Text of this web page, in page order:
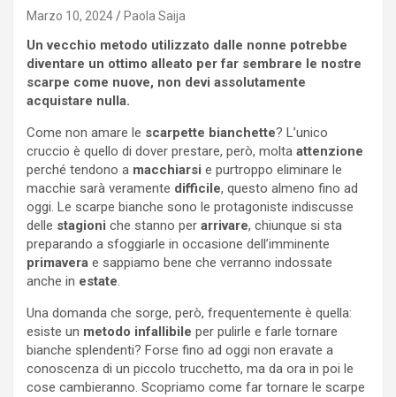
Marzo 10, 2024 Paola Saija
Un vecchio metodo utilizzato dalle nonne potrebbe
diventare un ottimo alleato per far sembrare le nostre
scarpe come nuove, non devi assolutamente
acquistare nulla.
Come non amare le scarpette bianchette? L’unico
cruccio è quello di dover prestare, però, molta attenzione
perché tendono a macchiarsi e purtroppo eliminare le
macchie sarà veramente difficile, questo almeno fino ad
oggi. Le scarpe bianche sono le protagoniste indiscusse
delle stagioni che stanno per arrivare, chiunque si sta
preparando a sfoggiarle in occasione dell’imminente
primavera e sappiamo bene che verranno indossate
anche in estate.
Una domanda che sorge, però, frequentemente è quella:
esiste un metodo infallibile per pulirle e farle tornare
bianche splendenti? Forse fino ad oggi non eravate a
conoscenza di un piccolo trucchetto, ma da ora in poi le
cose cambieranno. Scopriamo come far tornare le scarpe